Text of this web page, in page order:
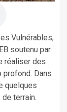
Vulnérables,
soutenu par
réaliser des
Dans
quelques
terrain.